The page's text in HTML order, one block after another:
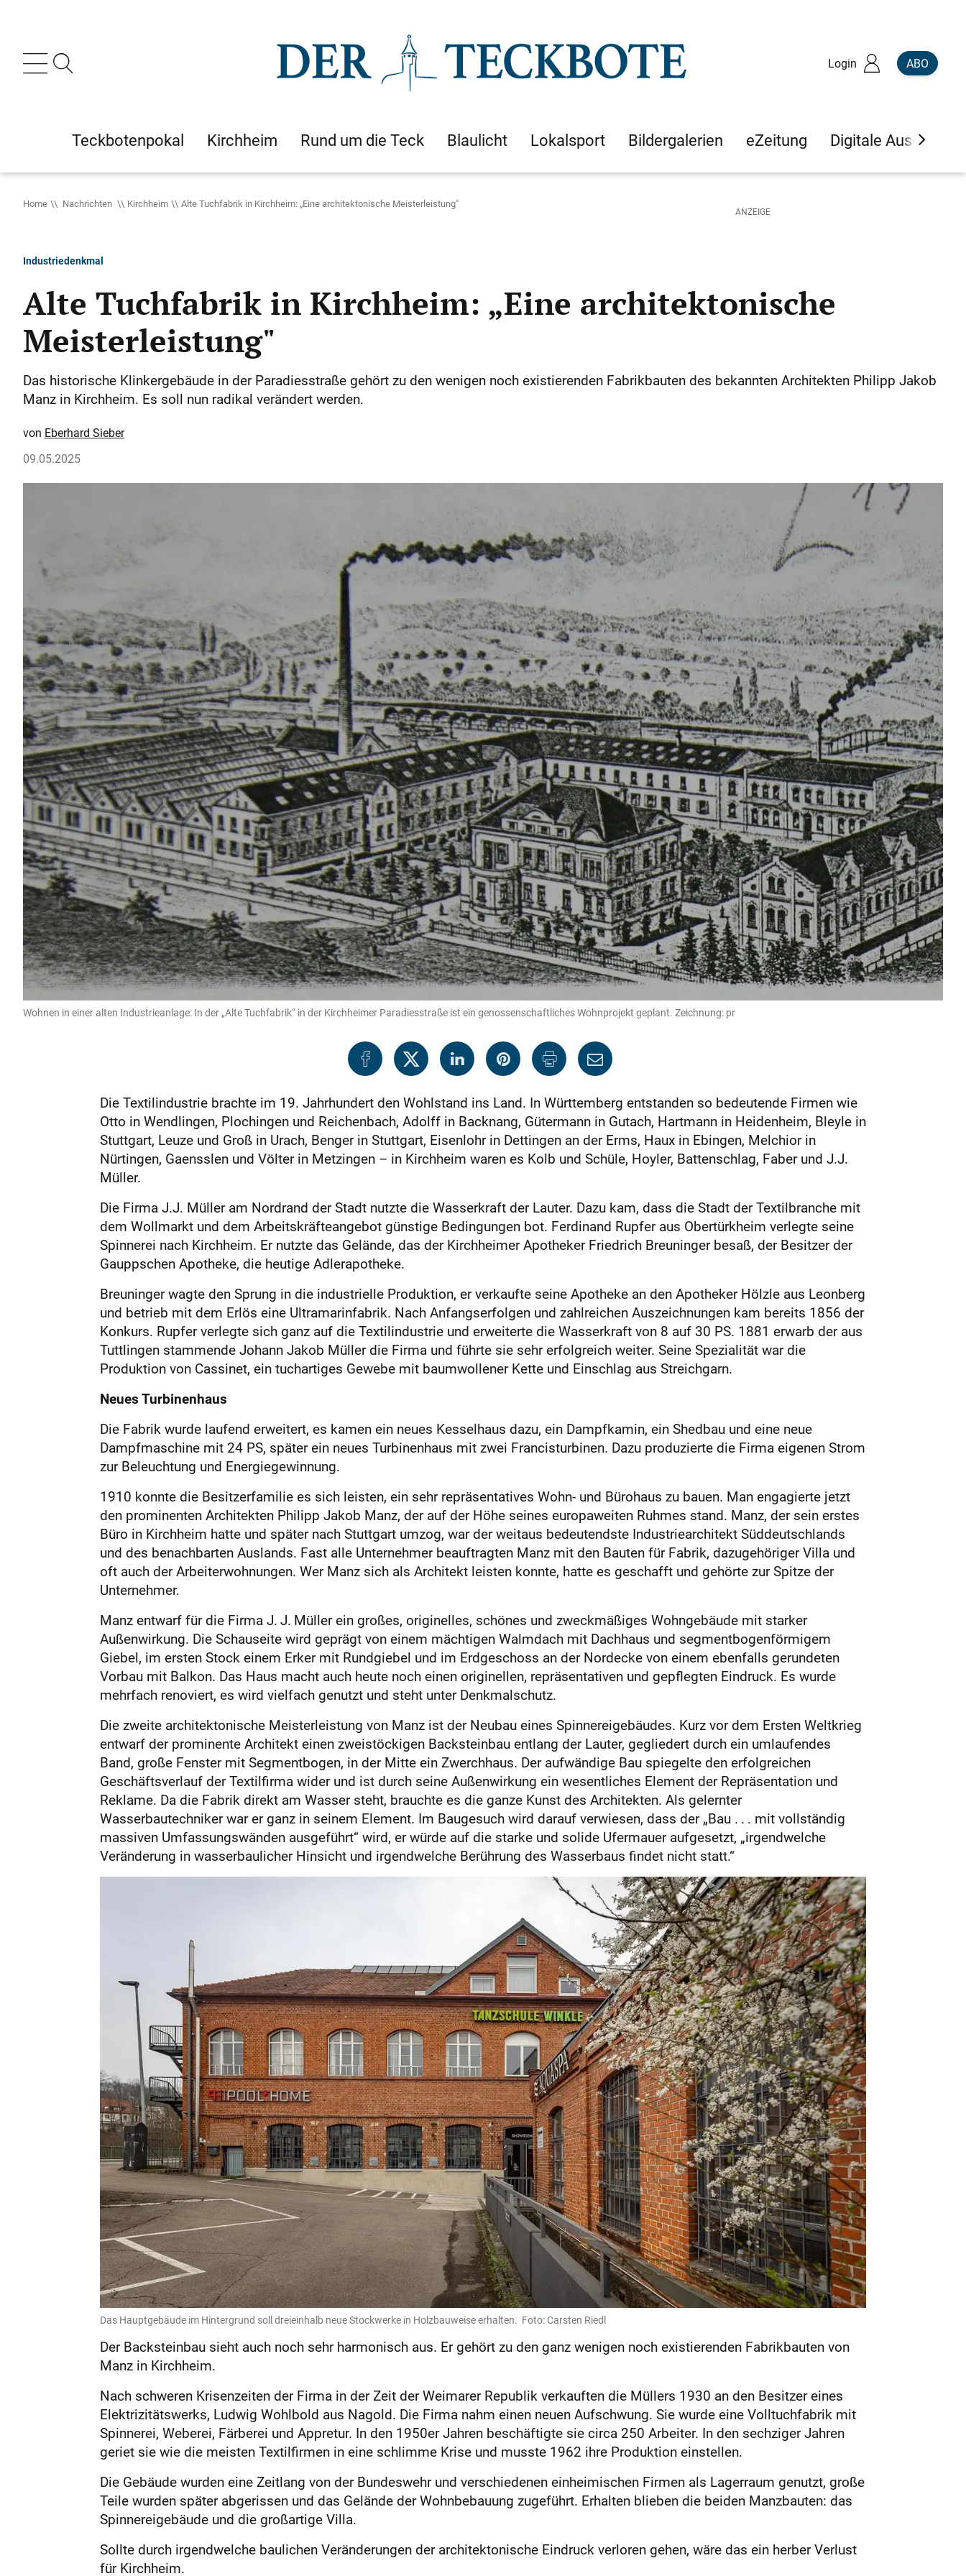
Login ABO
Teckbotenpokal Kirchheim Rund um die Teck Blaulicht Lokalsport Bildergalerien eZeitung Digitale Ausgaben
Home Nachrichten Kirchheim Alte Tuchfabrik in Kirchheim: „Eine architektonische Meisterleistung"
Industriedenkmal
Alte Tuchfabrik in Kirchheim: „Eine architektonische
Meisterleistung"
Das historische Klinkergebäude in der Paradiesstraße gehört zu den wenigen noch existierenden Fabrikbauten des bekannten Architekten Philipp Jakob
Manz in Kirchheim. Es soll nun radikal verändert werden.
Eberhard Sieber
09.05.2025
Wohnen in einer alten Industrieanlage: In der „Alte Tuchfabrik“ in der Kirchheimer Paradiesstraße ist ein genossenschaftliches Wohnprojekt geplant. Zeichnung: pr
Die Textilindustrie brachte im 19. Jahrhundert den Wohlstand ins Land. In Württemberg entstanden so bedeutende Firmen wie
Otto in Wendlingen, Plochingen und Reichenbach, Adolff in Backnang, Gütermann in Gutach, Hartmann in Heidenheim, Bleyle in
Stuttgart, Leuze und Groß in Urach, Benger in Stuttgart, Eisenlohr in Dettingen an der Erms, Haux in Ebingen, Melchior in
Nürtingen, Gaensslen und Völter in Metzingen – in Kirchheim waren es Kolb und Schüle, Hoyler, Battenschlag, Faber und J.J.
Müller.
Die Firma J.J. Müller am Nordrand der Stadt nutzte die Wasserkraft der Lauter. Dazu kam, dass die Stadt der Textilbranche mit
dem Wollmarkt und dem Arbeitskräfteangebot günstige Bedingungen bot. Ferdinand Rupfer aus Obertürkheim verlegte seine
Spinnerei nach Kirchheim. Er nutzte das Gelände, das der Kirchheimer Apotheker Friedrich Breuninger besaß, der Besitzer der
Gauppschen Apotheke, die heutige Adlerapotheke.
Breuninger wagte den Sprung in die industrielle Produktion, er verkaufte seine Apotheke an den Apotheker Hölzle aus Leonberg
und betrieb mit dem Erlös eine Ultramarinfabrik. Nach Anfangserfolgen und zahlreichen Auszeichnungen kam bereits 1856 der
Konkurs. Rupfer verlegte sich ganz auf die Textilindustrie und erweiterte die Wasserkraft von 8 auf 30 PS. 1881 erwarb der aus
Tuttlingen stammende Johann Jakob Müller die Firma und führte sie sehr erfolgreich weiter. Seine Spezialität war die
Produktion von Cassinet, ein tuchartiges Gewebe mit baumwollener Kette und Einschlag aus Streichgarn.
Neues Turbinenhaus
Die Fabrik wurde laufend erweitert, es kamen ein neues Kesselhaus dazu, ein Dampfkamin, ein Shedbau und eine neue
Dampfmaschine mit 24 PS, später ein neues Turbinenhaus mit zwei Francisturbinen. Dazu produzierte die Firma eigenen Strom
zur Beleuchtung und Energiegewinnung.
1910 konnte die Besitzerfamilie es sich leisten, ein sehr repräsentatives Wohn- und Bürohaus zu bauen. Man engagierte jetzt
den prominenten Architekten Philipp Jakob Manz, der auf der Höhe seines europaweiten Ruhmes stand. Manz, der sein erstes
Büro in Kirchheim hatte und später nach Stuttgart umzog, war der weitaus bedeutendste Industriearchitekt Süddeutschlands
und des benachbarten Auslands. Fast alle Unternehmer beauftragten Manz mit den Bauten für Fabrik, dazugehöriger Villa und
oft auch der Arbeiterwohnungen. Wer Manz sich als Architekt leisten konnte, hatte es geschafft und gehörte zur Spitze der
Unternehmer.
Manz entwarf für die Firma J. J. Müller ein großes, originelles, schönes und zweckmäßiges Wohngebäude mit starker
Außenwirkung. Die Schauseite wird geprägt von einem mächtigen Walmdach mit Dachhaus und segmentbogenförmigem
Giebel, im ersten Stock einem Erker mit Rundgiebel und im Erdgeschoss an der Nordecke von einem ebenfalls gerundeten
Vorbau mit Balkon. Das Haus macht auch heute noch einen originellen, repräsentativen und gepflegten Eindruck. Es wurde
mehrfach renoviert, es wird vielfach genutzt und steht unter Denkmalschutz.
Die zweite architektonische Meisterleistung von Manz ist der Neubau eines Spinnereigebäudes. Kurz vor dem Ersten Weltkrieg
entwarf der prominente Architekt einen zweistöckigen Backsteinbau entlang der Lauter, gegliedert durch ein umlaufendes
Band, große Fenster mit Segmentbogen, in der Mitte ein Zwerchhaus. Der aufwändige Bau spiegelte den erfolgreichen
Geschäftsverlauf der Textilfirma wider und ist durch seine Außenwirkung ein wesentliches Element der Repräsentation und
Reklame. Da die Fabrik direkt am Wasser steht, brauchte es die ganze Kunst des Architekten. Als gelernter
Wasserbautechniker war er ganz in seinem Element. Im Baugesuch wird darauf verwiesen, dass der „Bau . . . mit vollständig
massiven Umfassungswänden ausgeführt“ wird, er würde auf die starke und solide Ufermauer aufgesetzt, „irgendwelche
Veränderung in wasserbaulicher Hinsicht und irgendwelche Berührung des Wasserbaus findet nicht statt.“
Das Hauptgebäude im Hintergrund soll dreieinhalb neue Stockwerke in Holzbauweise erhalten. Foto: Carsten Riedl
Der Backsteinbau sieht auch noch sehr harmonisch aus. Er gehört zu den ganz wenigen noch existierenden Fabrikbauten von
Manz in Kirchheim.
Nach schweren Krisenzeiten der Firma in der Zeit der Weimarer Republik verkauften die Müllers 1930 an den Besitzer eines
Elektrizitätswerks, Ludwig Wohlbold aus Nagold. Die Firma nahm einen neuen Aufschwung. Sie wurde eine Volltuchfabrik mit
Spinnerei, Weberei, Färberei und Appretur. In den 1950er Jahren beschäftigte sie circa 250 Arbeiter. In den sechziger Jahren
geriet sie wie die meisten Textilfirmen in eine schlimme Krise und musste 1962 ihre Produktion einstellen.
Die Gebäude wurden eine Zeitlang von der Bundeswehr und verschiedenen einheimischen Firmen als Lagerraum genutzt, große
Teile wurden später abgerissen und das Gelände der Wohnbebauung zugeführt. Erhalten blieben die beiden Manzbauten: das
Spinnereigebäude und die großartige Villa.
Sollte durch irgendwelche baulichen Veränderungen der architektonische Eindruck verloren gehen, wäre das ein herber Verlust
für Kirchheim.